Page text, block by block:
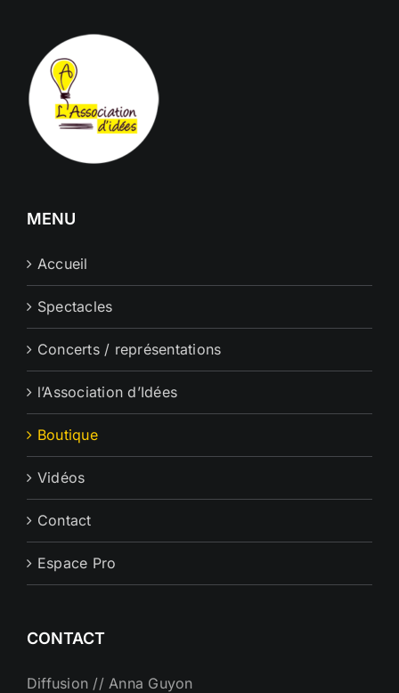
MENU
Accueil
Spectacles
Concerts / représentations
l’Association d’Idées
Boutique
Vidéos
Contact
Espace Pro
CONTACT
Diffusion // Anna Guyon